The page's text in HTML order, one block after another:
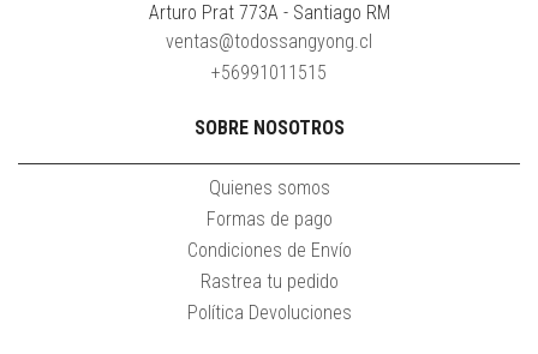
Arturo Prat 773A - Santiago RM
ventas@todossangyong.cl
+56991011515
SOBRE NOSOTROS
Quienes somos
Formas de pago
Condiciones de Envío
Rastrea tu pedido
Política Devoluciones